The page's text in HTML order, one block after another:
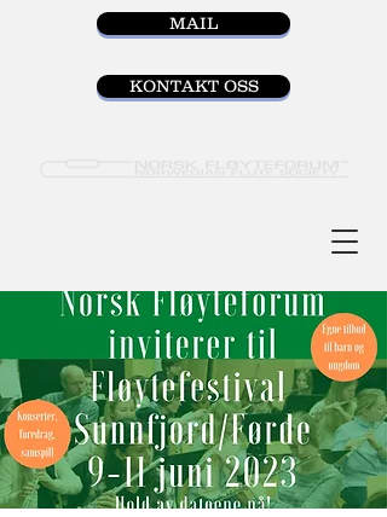
MAIL
KONTAKT OSS